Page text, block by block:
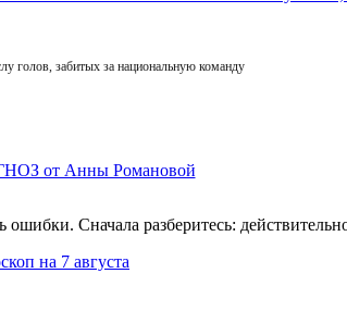
голов, забитых за национальную команду
от Анны Романовой
Сначала разберитесь:
на 7 августа